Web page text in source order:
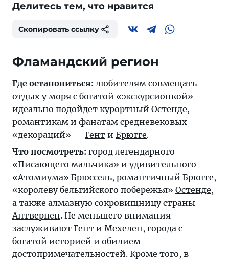
Делитесь тем, что нравится
Скопировать ссылку
Фламандский регион
Где остановиться: любителям совмещать
отдых у моря с богатой «экскурсионкой»
идеально подойдет курортный Остенде,
романтикам и фанатам средневековых
«декораций» — Гент и Брюгге.
Что посмотреть: город легендарного
«Писающего мальчика» и удивительного
«Атомиума» Брюссель, романтичный Брюгге,
«королеву бельгийского побережья» Остенде,
а также алмазную сокровищницу страны —
Антверпен. Не меньшего внимания
заслуживают Гент и Мехелен, города с
богатой историей и обилием
достопримечательностей. Кроме того, в